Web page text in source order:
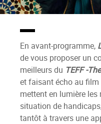
En avant-programme,
de vous proposer un
meilleurs du TEFF -
et faisant écho au film
mettent en lumière les
situation de
tantôt à travers une